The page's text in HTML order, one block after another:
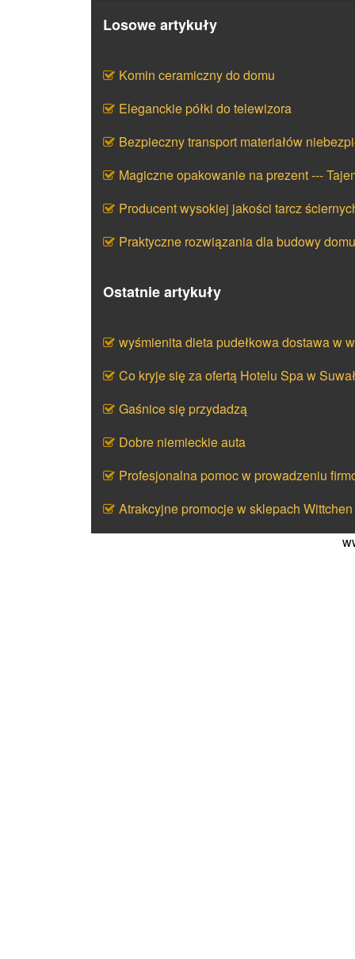
Losowe artykuły
Komin ceramiczny do domu
Eleganckie półki do telewizora
Bezpieczny transport materiałów
Magiczne opakowanie na prezent ---
Producent wysokiej jakości tarcz
Praktyczne rozwiązania dla budowy domu
Ostatnie artykuły
wyśmienita dieta pudełkowa dostawa w
Co kryje się za ofertą Hotelu Spa w
Gaśnice się przydadzą
Dobre niemieckie auta
Profesjonalna pomoc w prowadzeniu
Atrakcyjne promocje w sklepach Wittchen